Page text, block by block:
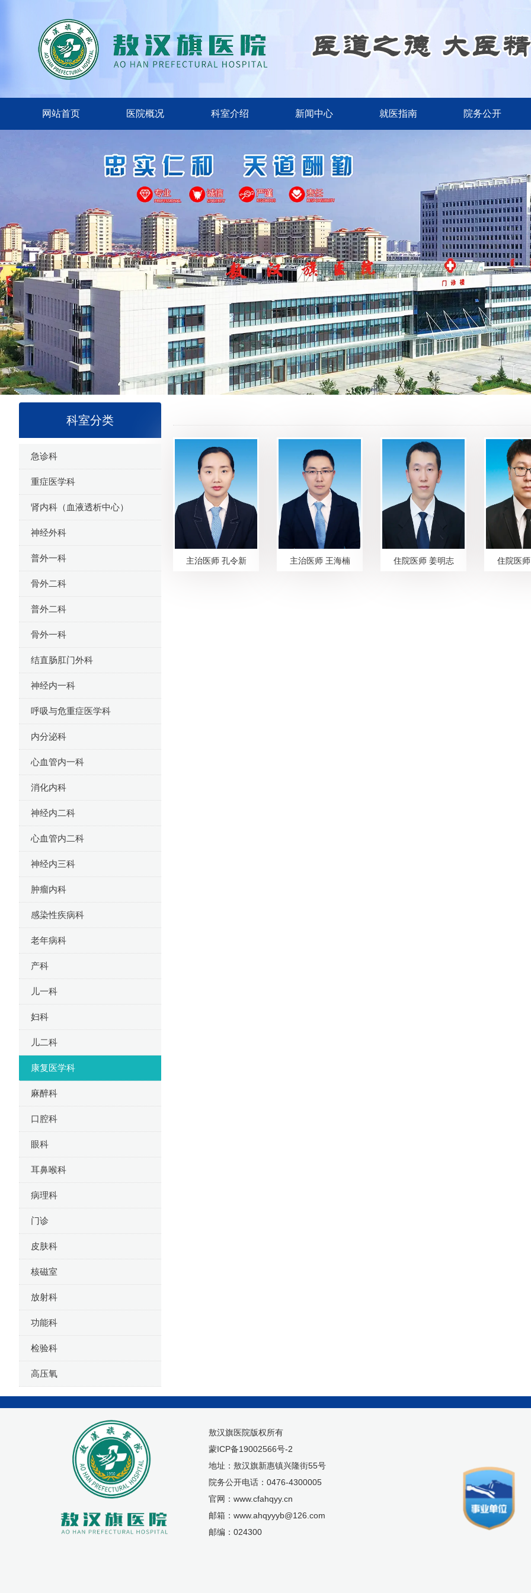
网站首页 医院概况 科室介绍 新闻中心 就医指南 院务公开
科室分类
急诊科
重症医学科
肾内科（血液透析中心）
神经外科
普外一科
骨外二科
普外二科
骨外一科
结直肠肛门外科
神经内一科
呼吸与危重症医学科
内分泌科
心血管内一科
消化内科
神经内二科
心血管内二科
神经内三科
肿瘤内科
感染性疾病科
老年病科
产科
儿一科
妇科
儿二科
康复医学科
麻醉科
口腔科
眼科
耳鼻喉科
病理科
门诊
皮肤科
核磁室
放射科
功能科
检验科
高压氧
主治医师 孔令新 主治医师 王海楠 住院医师 姜明志 住院医
敖汉旗医院版权所有
蒙ICP备19002566号-2
地址：敖汉旗新惠镇兴隆街55号
院务公开电话：0476-4300005
官网：www.cfahqyy.cn
邮箱：www.ahqyyyb@126.com
邮编：024300